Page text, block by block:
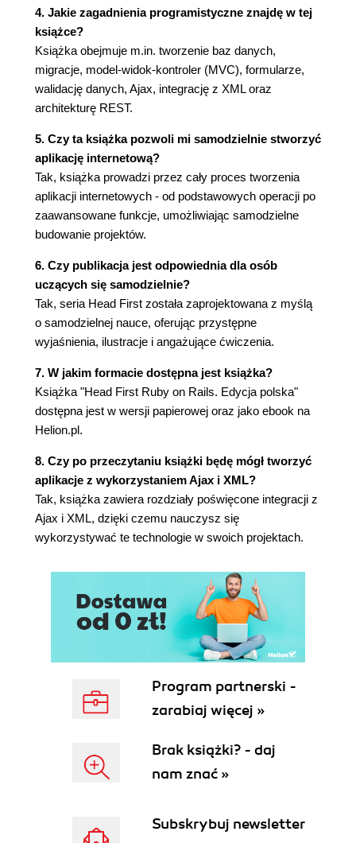
Dane znajdują się w pamięci, a strona internetowa
je widzi (105)
Jest problem - ludzie nie potrafią znaleźć
żądanych stron (109)
Trasy wykonywane są w kolejności (112)
By przesłać dane do widoku, będziesz
Strona indeksująca potrzebuje danych ze
WSZYSTKICH rekordów (115)
Metoda Ad.find(:all) wczytuje całą tabelę naraz
(116)
Dane zwracane są jako obiekt zwany tablicą (117)
Tablica to ponumerowana sekwencja obiektów
(118)
Wczytanie wszystkich ogłoszeń za pomocą pętli
for (122)
Potrzebny nam kod HTML dla każdego elementu
tablicy (123)
Ruby (124)
Pętle można dodawać do szablonów stron za
pomocą scriptletów (125)
Z każdym przejściem pętli strona generuje jeden
Jak wygląda wygenerowany kod HTML? (127)
Ale my mamy dwa szablony stron... czy
powinniśmy zmieniać kod każdego z nich? (130)
A co z nową treścią statyczną wysłaną przez
MeBay? (133)
3. Wstawianie, uaktualnianie i usuwanie
Ludzie chcą sami publikować ogłoszenia w
Internecie (140)
Wiesz już, jak budować aplikację publikującą dane
ODWROTNIE do ich odczytywania (142)
Potrzebny nam formularz służący do dodawania
Czy formularze i obiekty są ze sobą powiązane?
obiektami modelu (146)
4. Jakie zagadnienia programistyczne znajdę w tej
książce?
Książka obejmuje m.in. tworzenie baz danych,
migracje, model-widok-kontroler (MVC), formularze,
walidację danych, Ajax, integrację z XML oraz
architekturę REST.
5. Czy ta książka pozwoli mi samodzielnie stworzyć
aplikację internetową?
Tak, książka prowadzi przez cały proces tworzenia
aplikacji internetowych - od podstawowych operacji po
zaawansowane funkcje, umożliwiając samodzielne
budowanie projektów.
6. Czy publikacja jest odpowiednia dla osób
uczących się samodzielnie?
Tak, seria Head First została zaprojektowana z myślą
o samodzielnej nauce, oferując przystępne
wyjaśnienia, ilustracje i angażujące ćwiczenia.
7. W jakim formacie dostępna jest książka?
Książka "Head First Ruby on Rails. Edycja polska"
dostępna jest w wersji papierowej oraz jako ebook na
Helion.pl.
8. Czy po przeczytaniu książki będę mógł tworzyć
aplikacje z wykorzystaniem Ajax i XML?
Tak, książka zawiera rozdziały poświęcone integracji z
Ajax i XML, dzięki czemu nauczysz się
wykorzystywać te technologie w swoich projektach.
Program partnerski -
zarabiaj więcej »
Brak książki? - daj
nam znać »
Subskrybuj newsletter